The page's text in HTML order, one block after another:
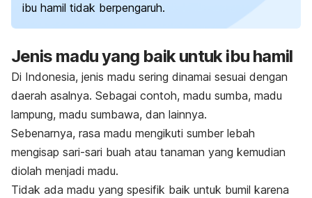
ibu hamil tidak berpengaruh.
Jenis madu yang baik untuk ibu hamil
Di Indonesia, jenis madu sering dinamai sesuai dengan
daerah asalnya. Sebagai contoh, madu sumba, madu
lampung, madu sumbawa, dan lainnya.
Sebenarnya, rasa madu mengikuti sumber lebah
mengisap sari-sari buah atau tanaman yang kemudian
diolah menjadi madu.
Tidak ada madu yang spesifik baik untuk bumil karena